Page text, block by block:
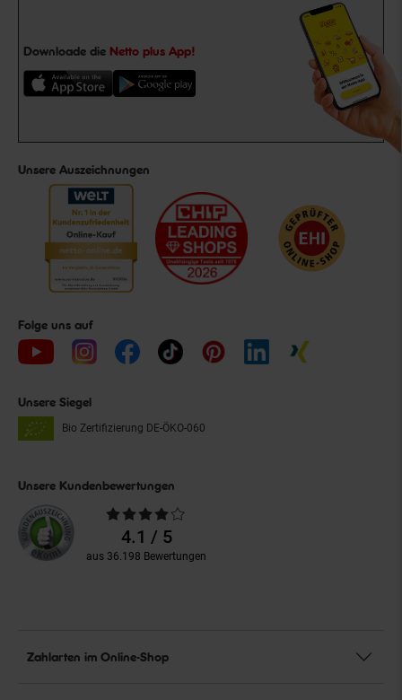
Downloade die Netto plus App!
Unsere Auszeichnungen
Folge uns auf
Unsere Siegel
Bio Zertifizierung DE-ÖKO-060
Unsere Kundenbewertungen
Durchschnittliche
Bewertungen4.1 / 5
aus 36.198 Bewertungen
Zahlarten im Online-Shop